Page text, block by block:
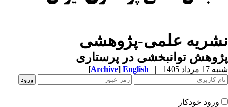
علمی-پژوهشی
توانبخشی در پرستاری
مرداد 1405 |
English
[Archive]
ورود خودکار